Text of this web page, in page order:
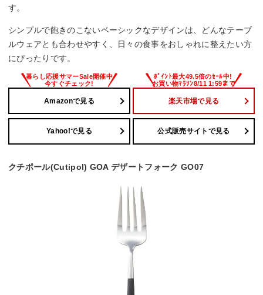
す。
シンプルで飽きのこないベーシックなデザインは、どんなテーブ
ルウェアとも合わせやすく、日々の食事をおしゃれに整えたい方
にぴったりです。
Amazonで見る 楽天市場で見る
Yahoo!で見る 公式販売サイトで見る
クチポール(Cutipol) GOA デザートフォーク GO07